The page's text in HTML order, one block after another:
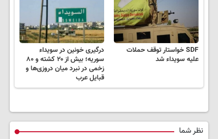
SDF خواستار توقف حملات
علیه سویداء شد
درگیری خونین در سویداء
سوریه؛ بیش از ۲۰ کشته و ۸۰
زخمی در نبرد میان دروزی‌ها و
قبایل عرب
نظر شما